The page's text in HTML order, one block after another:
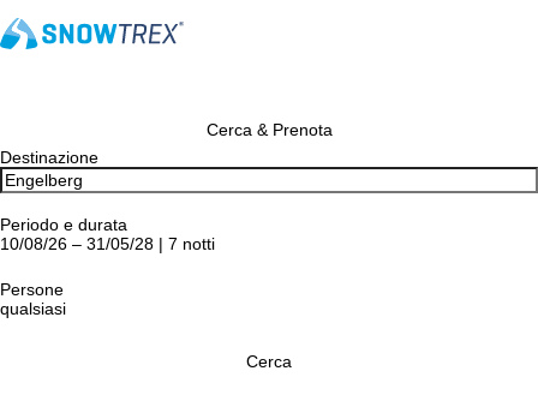
Cerca & Prenota
Destinazione
Periodo e durata
10/08/26 – 31/05/28 | 7 notti
Persone
qualsiasi
Cerca